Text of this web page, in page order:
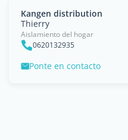
Kangen distribution
Thierry
Aislamiento del hogar
0620132935
Ponte en contacto